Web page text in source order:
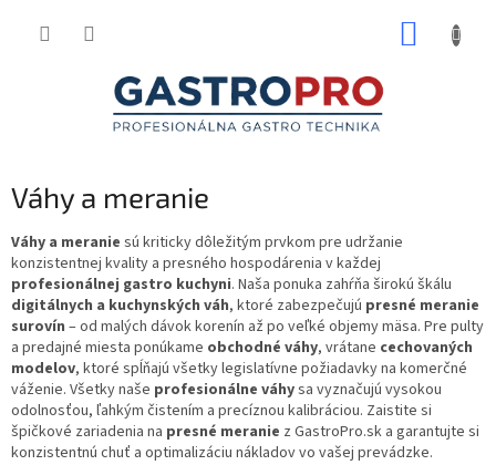
Váhy a meranie
Váhy a meranie sú kriticky dôležitým prvkom pre udržanie
konzistentnej kvality a presného hospodárenia v každej
profesionálnej gastro kuchyni. Naša ponuka zahŕňa širokú škálu
digitálnych a kuchynských váh, ktoré zabezpečujú presné meranie
surovín – od malých dávok korenín až po veľké objemy mäsa. Pre pulty
a predajné miesta ponúkame obchodné váhy, vrátane cechovaných
modelov, ktoré spĺňajú všetky legislatívne požiadavky na komerčné
váženie. Všetky naše profesionálne váhysa vyznačujú vysokou
odolnosťou, ľahkým čistením a precíznou kalibráciou. Zaistite si
špičkové zariadenia na presné meranie z GastroPro.sk a garantujte si
konzistentnú chuť a optimalizáciu nákladov vo vašej prevádzke.